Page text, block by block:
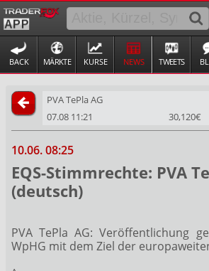
BACK MÄRKTE KURSE NEWS TWEETS
PVA TePla AG
07.08 11:21 30,120€
10.06. 08:25
EQS-Stimmrechte: PVA
(deutsch)
PVA TePla AG: Veröffentlichung
WpHG mit dem Ziel der